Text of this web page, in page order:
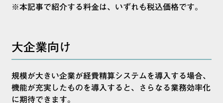
※本記事で紹介する料金は、いずれも税込価格です。
大企業向け
規模が大きい企業が経費精算システムを導入する場合、
機能が充実したものを導入すると、さらなる業務効率化
に期待できます。